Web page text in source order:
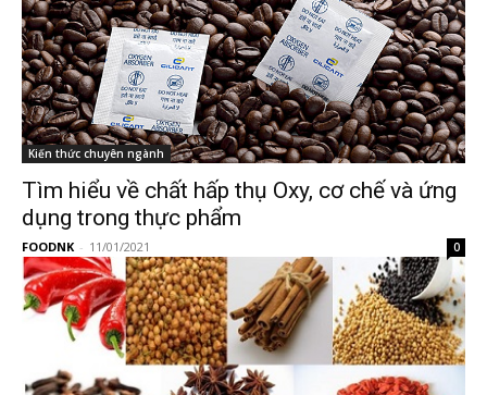
Kiến thức chuyên ngành
Tìm hiểu về chất hấp thụ Oxy, cơ chế và ứng
dụng trong thực phẩm
FOODNK - 11/01/2021 0